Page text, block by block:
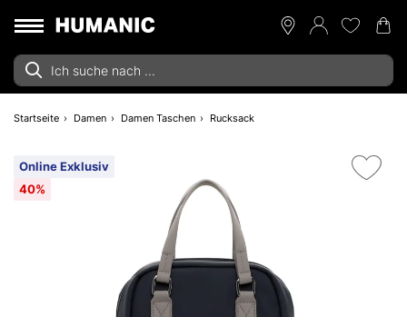
Startseite Damen Damen Taschen Rucksack
Online Exklusiv
40%